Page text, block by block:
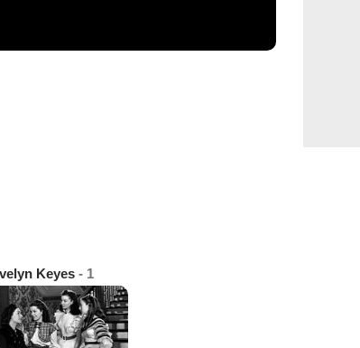
Keyes - 1